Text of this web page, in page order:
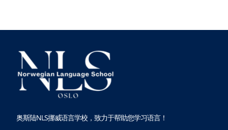
奥斯陆NLS挪威语言学校，致力于帮助您学习语言！